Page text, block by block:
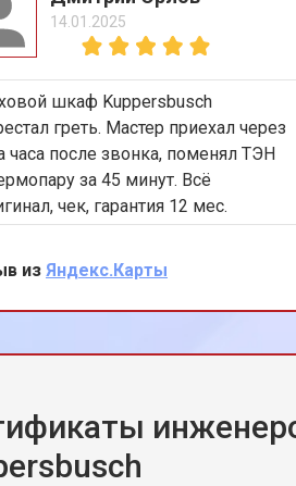
или замена пружины
платы сенсорного
водоприёмника
панели управления
блока управления
ТЭН посудомоечной
14.01.2025
шкаф Kuppersbusch
греть. Мастер приехал через
часа после звонка, поменял ТЭН
за 45 минут. Всё
чек, гарантия 12 мес.
идеально. Спасибо!
из Яндекс.Карты